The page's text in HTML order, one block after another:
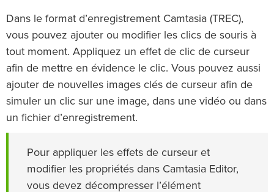
Dans le format d’enregistrement Camtasia (TREC),
vous pouvez ajouter ou modifier les clics de souris à
tout moment. Appliquez un effet de clic de curseur
afin de mettre en évidence le clic. Vous pouvez aussi
ajouter de nouvelles images clés de curseur afin de
simuler un clic sur une image, dans une vidéo ou dans
un fichier d’enregistrement.
Pour appliquer les effets de curseur et
modifier les propriétés dans Camtasia Editor,
vous devez décompresser l’élément